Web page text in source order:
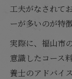
工夫がなされて
ーが多いのが特徴
実際に、福山市
意識したコース
養士のアドバイ